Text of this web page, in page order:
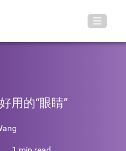
用的“眼睛”